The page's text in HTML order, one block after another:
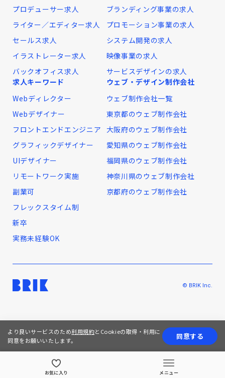
お気に入り メニュー
プロデューサー求人
ライター／エディター求人
セールス求人
イラストレーター求人
バックオフィス求人
ブランディング事業の求人
プロモーション事業の求人
システム開発の求人
映像事業の求人
サービスデザインの求人
求人キーワード
Webディレクター
Webデザイナー
フロントエンドエンジニア
グラフィックデザイナー
UIデザイナー
リモートワーク実施
副業可
フレックスタイム制
新卒
実務未経験OK
ウェブ・デザイン制作会社
ウェブ制作会社一覧
東京都のウェブ制作会社
大阪府のウェブ制作会社
愛知県のウェブ制作会社
福岡県のウェブ制作会社
神奈川県のウェブ制作会社
京都府のウェブ制作会社
© BRIK Inc.
より良いサービスのため利用規約とCookieの取得・利用に
同意をお願いいたします。
同意する